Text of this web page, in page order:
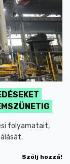
folyamatait,
Szólj hozzá!